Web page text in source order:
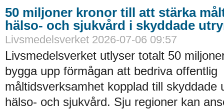
50 miljoner kronor till att stärka
hälso- och sjukvård i skyddade
Livsmedelsverket 2026-07-06 09:57
Livsmedelsverket utlyser totalt 50
bygga upp förmågan att bedriva offentlig
måltidsverksamhet kopplad till skyddade
hälso- och sjukvård. Sju regioner kan